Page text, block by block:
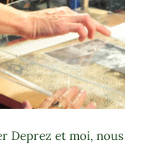
Deprez et moi, nous